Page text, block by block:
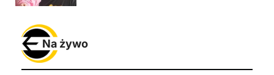
Na żywo